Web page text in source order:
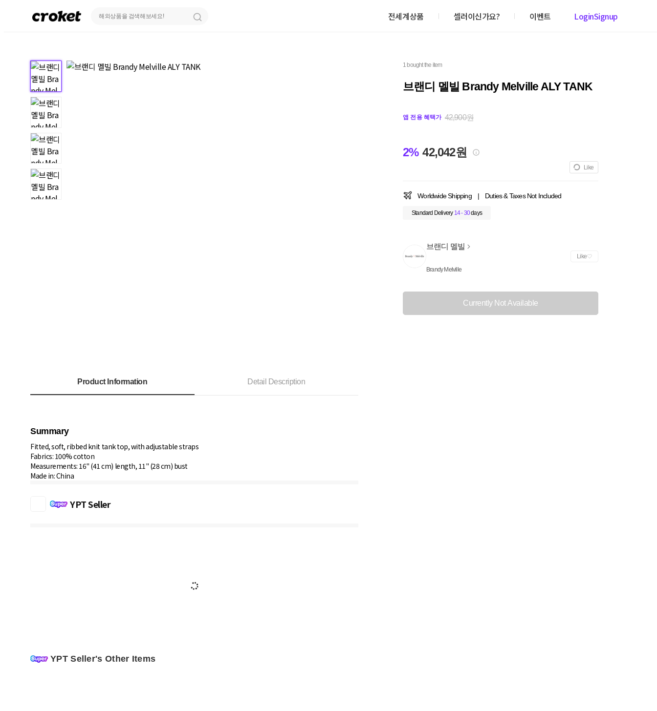
전세계상품 셀러이신가요? 이벤트 LoginSignup
1 bought the item
브랜디 멜빌 Brandy Melville ALY TANK
앱 전용 혜택가 42,900원
2% 42,042원
Like
Worldwide Shipping | Duties & Taxes Not Included
Standard Delivery 14 - 30days
브랜디 멜빌
Brandy Melville
Like
Currently Not Available
Product Information Detail Description
Summary
Fitted, soft, ribbed knit tank top, with adjustable straps
Fabrics: 100% cotton
Measurements: 16" (41 cm) length, 11" (28 cm) bust
Made in: China
YPT Seller
YPT Seller's Other Items